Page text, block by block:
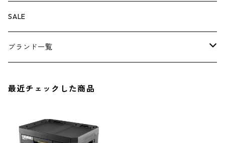
その他
その他
ナイフ
芳香剤
ボトムス
アンダーウェア
グローブ
ウォレット
エアーフレッシュナー
SALE
ブランド一覧
BEHRENS
最近チェックした商品